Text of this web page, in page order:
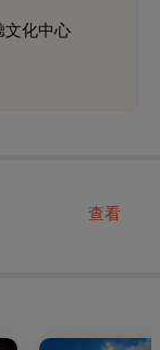
文化中心
查看